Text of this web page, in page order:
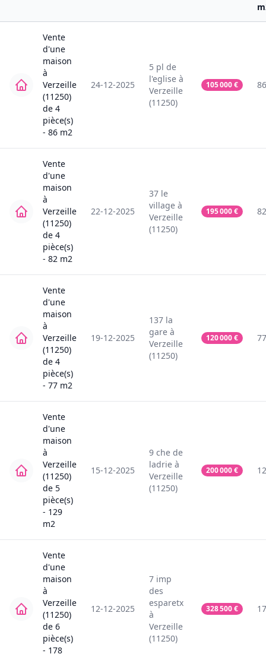
Vente
d'une
maison
à
Verzeille
(11250)
de 4
pièce(s)
- 86 m2
24-12-2025
5 pl de
l'eglise à
Verzeille
(11250)
105 000€ 86
Vente
d'une
maison
à
Verzeille
(11250)
de 4
pièce(s)
- 82 m2
22-12-2025
37 le
village à
Verzeille
(11250)
195 000€ 82
Vente
d'une
maison
à
Verzeille
(11250)
de 4
pièce(s)
- 77 m2
19-12-2025
137 la
gare à
Verzeille
(11250)
120 000€ 77
Vente
d'une
maison
à
Verzeille
(11250)
de 5
pièce(s)
- 129
m2
15-12-2025
9 che de
ladrie à
Verzeille
(11250)
200 000€
Vente
d'une
maison
à
Verzeille
(11250)
de 6
pièce(s)
- 178
12-12-2025
7 imp
des
esparetx
à
Verzeille
(11250)
328 500€